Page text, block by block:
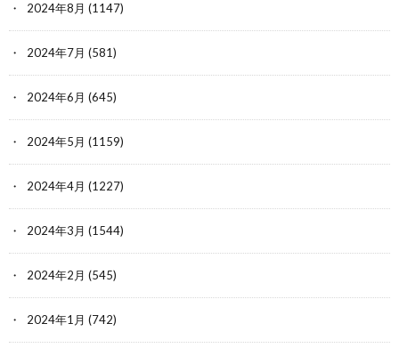
2024年8月 (1147)
2024年7月 (581)
2024年6月 (645)
2024年5月 (1159)
2024年4月 (1227)
2024年3月 (1544)
2024年2月 (545)
2024年1月 (742)